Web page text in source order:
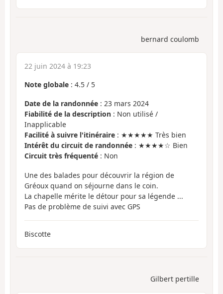
bernard coulomb
22 juin 2024 à 19:23
Note globale : 4.5 / 5
Date de la randonnée : 23 mars 2024
Fiabilité de la description : Non utilisé /
Inapplicable
Facilité à suivre l'itinéraire : ★★★★★ Très bien
Intérêt du circuit de randonnée : ★★★★☆ Bien
Circuit très fréquenté : Non
Une des balades pour découvrir la région de
Gréoux quand on séjourne dans le coin.
La chapelle mérite le détour pour sa légende ...
Pas de problème de suivi avec GPS
Biscotte
Gilbert pertille